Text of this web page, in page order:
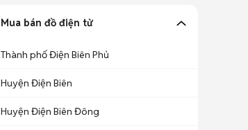
Mua bán đồ điện tử
Thành phố Điện Biên Phủ
Huyện Điện Biên
Huyện Điện Biên Đông